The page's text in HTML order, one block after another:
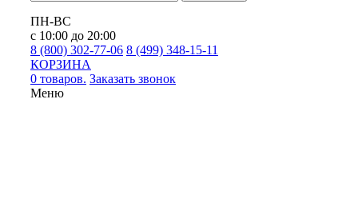
ПН-ВС
с 10:00 до 20:00
8 (800) 302-77-06 8 (499) 348-15-11
КОРЗИНА
0 товаров. Заказать звонок
Меню